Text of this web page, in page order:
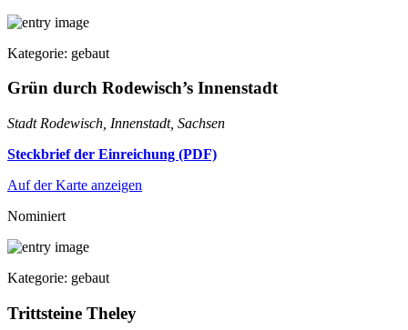
Kategorie: gebaut
Grün durch Rodewisch’s Innenstadt
Stadt Rodewisch, Innenstadt, Sachsen
Steckbrief der Einreichung (PDF)
Auf der Karte anzeigen
Nominiert
Kategorie: gebaut
Trittsteine Theley